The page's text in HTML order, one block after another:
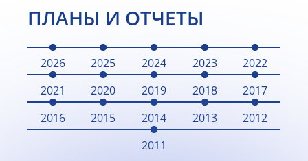
ПЛАНЫ И ОТЧЕТЫ
2026 2025 2024 2023
2022
2021
2020 2019 2018
2017
2016
2015 2014 2013
2012
2011